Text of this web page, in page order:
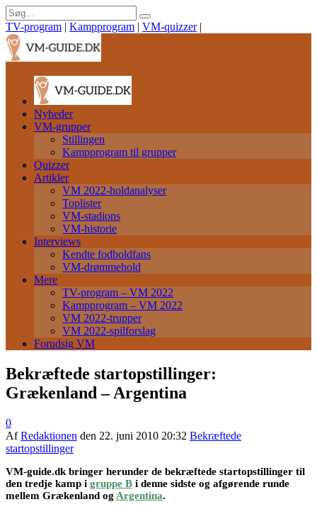
TV-program | Kampprogram | VM-quizzer |
Nyheder
VM-grupper
Stillingen
Kampprogram til grupper
Quizzer
Artikler
VM 2022-holdanalyser
Toplister
VM-stadions
VM-historie
Interviews
Kendte fodboldfans
VM-drømmehold
Mere
TV-program – VM 2022
Kampprogram – VM 2022
VM 2022-trupper
VM 2022-spilforslag
Forudsig VM
Bekræftede startopstillinger:
Grækenland – Argentina
0
AfRedaktionen den 22. juni 2010 20:32 Bekræftede
startopstillinger
VM-guide.dk bringer herunder de bekræftede startopstillinger til
den tredje kamp i gruppe B i denne sidste og afgørende runde
mellem Grækenland og Argentina.